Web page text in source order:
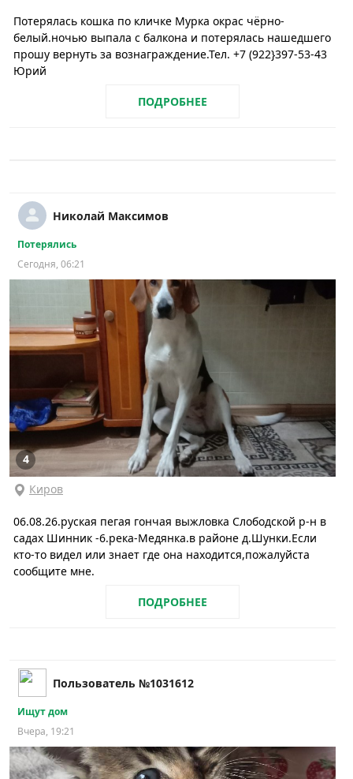
Потерялась кошка по кличке Мурка окрас чёрно-
белый.ночью выпала с балкона и потерялась нашедшего
прошу вернуть за вознаграждение.Тел. +7 (922}397-53-43
Юрий
ПОДРОБНЕЕ
Николай Максимов
Потерялись
Сегодня, 06:21
4
Киров
06.08.26.руская пегая гончая выжловка Слободской р-н в
садах Шинник -6.река-Медянка.в районе д.Шунки.Если
кто-то видел или знает где она находится,пожалуйста
сообщите мне.
ПОДРОБНЕЕ
Пользователь №1031612
Ищут дом
Вчера, 19:21